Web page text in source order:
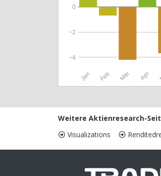
Jan Feb Mär Apr
−4
−2
0
Weitere Aktienresearch-
Visualizations